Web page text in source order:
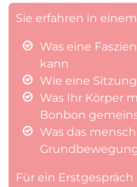
Sie erfahren in
Was eine
kann
Wie eine
Was Ihr Körper
Bonbon
Was das
Für ein